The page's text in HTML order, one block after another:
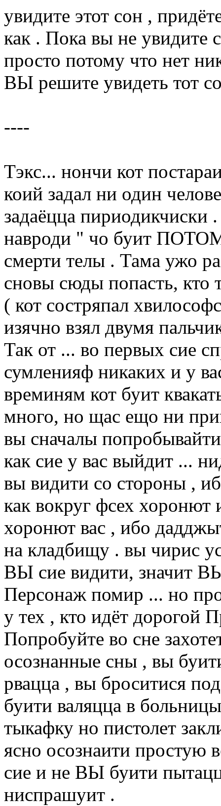
увидите этот сон ,
как . Пока вы не увидите
просто потому что нет
ВЫ решите увидеть тот
----
Тэкс... нончи кот
коий задал ни один
задаёцца
навроди " чо буит
смерти телы . Тама ужо
сновы сюды попасть, кто
( кот состряпал
изячно взял двумя
Так от ... во первых сие
сумленияф никаких и у
времиням кот буит
много, но щас ещо ни
вы сначалы
как сие у вас выйдит ...
вы видити со стороны ,
как вокруг фсех хоронют
хоронют вас , ибо
на кладбищу . вы чирис
ВЫ сие видити, значит
Персонаж помир ... но
у тех , кто идёт дорогой
Попробуйте во сне
осознанные сны , вы
рвацца , вы броситися
буити валяцца в
тыкафку но пистолет
ясно осознаити простую
сие и не ВЫ буити
ниспрашуит .